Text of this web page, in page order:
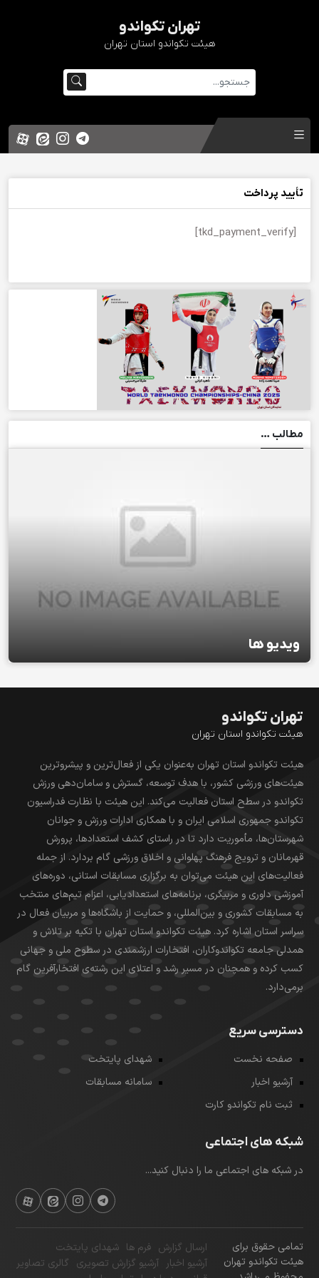
تهران تکواندو
هیئت تکواندو استان تهران
تأیید پرداخت
[tkd_payment_verify]
مطالب …
ویدیو ها
تهران تکواندو
هیئت تکواندو استان تهران
هیئت تکواندو استان تهران به‌عنوان یکی از فعال‌ترین و پیشروترین
هیئت‌های ورزشی کشور، با هدف توسعه، گسترش و سامان‌دهی ورزش
تکواندو در سطح استان فعالیت می‌کند. این هیئت با نظارت فدراسیون
تکواندو جمهوری اسلامی ایران و با همکاری ادارات ورزش و جوانان
شهرستان‌ها، مأموریت دارد تا در راستای کشف استعدادها، پرورش
قهرمانان و ترویج فرهنگ پهلوانی و اخلاق ورزشی گام بردارد. از جمله
فعالیت‌های این هیئت می‌توان به برگزاری مسابقات استانی، دوره‌های
آموزشی داوری و مربیگری، برنامه‌های استعدادیابی، اعزام تیم‌های منتخب
به مسابقات کشوری و بین‌المللی، و حمایت از باشگاه‌ها و مربیان فعال در
سراسر استان اشاره کرد. هیئت تکواندو استان تهران با تکیه بر تلاش و
همدلی جامعه تکواندوکاران، افتخارات ارزشمندی در سطوح ملی و جهانی
کسب کرده و همچنان در مسیر رشد و اعتلای این رشته‌ی افتخارآفرین گام
برمی‌دارد.
دسترسی سریع
صفحه نخست
شهدای پایتخت
آرشیو اخبار
سامانه مسابقات
ثبت نام تکواندو کارت
شبکه های اجتماعی
در شبکه های اجتماعی ما را دنبال کنید...
تمامی حقوق برای
هیئت تکواندو تهران
ارسال گزارش فرم ها شهدای پایتخت
آرشیو اخبار آرشیو گزارش تصویری گالری تصاویر